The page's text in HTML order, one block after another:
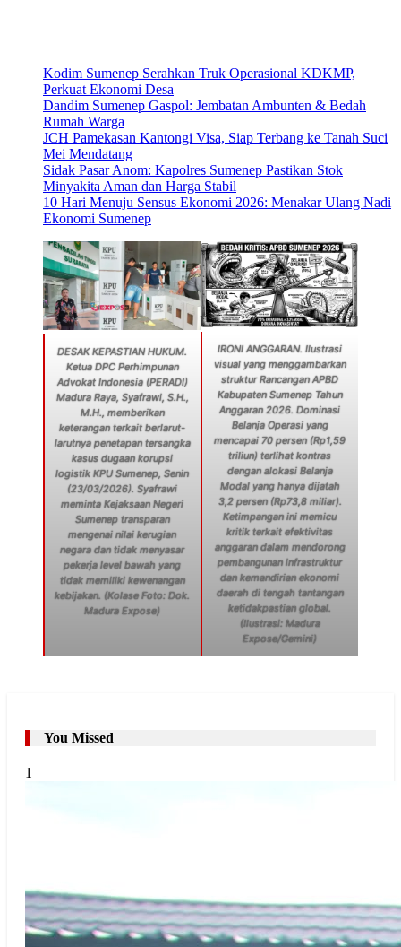
Kodim Sumenep Serahkan Truk Operasional KDKMP,
Perkuat Ekonomi Desa
Dandim Sumenep Gaspol: Jembatan Ambunten & Bedah
Rumah Warga
JCH Pamekasan Kantongi Visa, Siap Terbang ke Tanah Suci
Mei Mendatang
Sidak Pasar Anom: Kapolres Sumenep Pastikan Stok
Minyakita Aman dan Harga Stabil
10 Hari Menuju Sensus Ekonomi 2026: Menakar Ulang Nadi
Ekonomi Sumenep
DESAK KEPASTIAN HUKUM.
Ketua DPC Perhimpunan
Advokat Indonesia (PERADI)
Madura Raya, Syafrawi, S.H.,
M.H., memberikan
keterangan terkait berlarut-
larutnya penetapan tersangka
kasus dugaan korupsi
logistik KPU Sumenep, Senin
(23/03/2026). Syafrawi
meminta Kejaksaan Negeri
Sumenep transparan
mengenai nilai kerugian
negara dan tidak menyasar
pekerja level bawah yang
tidak memiliki kewenangan
kebijakan. (Kolase Foto: Dok.
Madura Expose)
IRONI ANGGARAN. Ilustrasi
visual yang menggambarkan
struktur Rancangan APBD
Kabupaten Sumenep Tahun
Anggaran 2026. Dominasi
Belanja Operasi yang
mencapai 70 persen (Rp1,59
triliun) terlihat kontras
dengan alokasi Belanja
Modal yang hanya dijatah
3,2 persen (Rp73,8 miliar).
Ketimpangan ini memicu
kritik terkait efektivitas
anggaran dalam mendorong
pembangunan infrastruktur
dan kemandirian ekonomi
daerah di tengah tantangan
ketidakpastian global.
(Ilustrasi: Madura
Expose/Gemini)
You Missed
1